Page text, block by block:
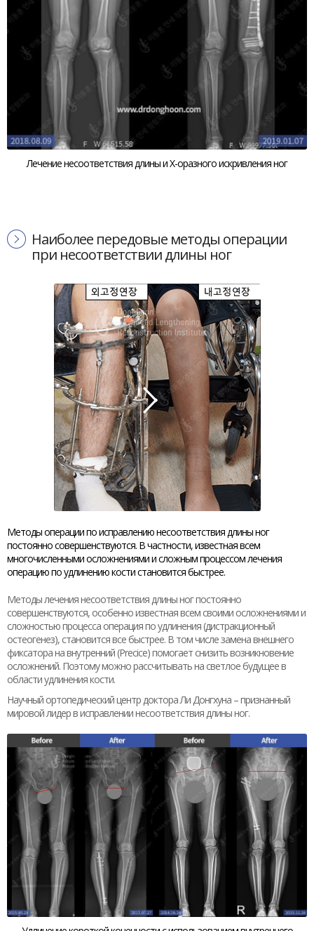
Лечение несоответствия длины и Х-оразного искривления ног
Наиболее передовые методы операции
при несоответствии длины ног
Методы операции по исправлению несоответствия длины ног
постоянно совершенствуются. В частности, известная всем
многочисленными осложнениями и сложным процессом лечения
операцию по удлинению кости становится быстрее.
Методы лечения несоответствия длины ног постоянно
совершенствуются, особенно известная всем своими осложнениями и
сложностью процесса операция по удлинения (дистракционный
остеогенез), становится все быстрее. В том числе замена внешнего
фиксатора на внутренний (Precice) помогает снизить возникновение
осложнений. Поэтому можно рассчитывать на светлое будущее в
области удлинения кости.
Научный ортопедический центр доктора Ли Донгхуна – признанный
мировой лидер в исправлении несоответствия длины ног.